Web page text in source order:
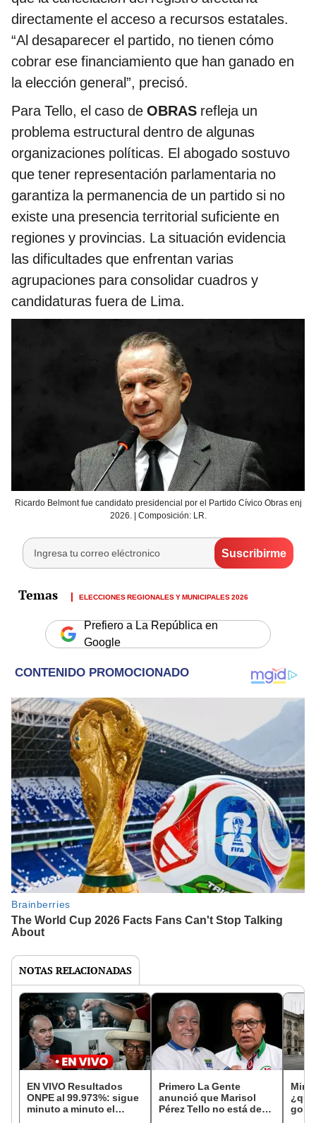
directamente el acceso a recursos estatales.
“Al desaparecer el partido, no tienen cómo
cobrar ese financiamiento que han ganado en
la elección general”, precisó.
Para Tello, el caso de OBRAS refleja un
problema estructural dentro de algunas
organizaciones políticas. El abogado sostuvo
que tener representación parlamentaria no
garantiza la permanencia de un partido si no
existe una presencia territorial suficiente en
regiones y provincias. La situación evidencia
las dificultades que enfrentan varias
agrupaciones para consolidar cuadros y
candidaturas fuera de Lima.
Ricardo Belmont fue candidato presidencial por el Partido Cívico Obras enj
2026. | Composición: LR.
ELECCIONES REGIONALES Y MUNICIPALES 2026
Prefiero a La República en
Google
NOTAS RELACIONADAS
EN VIVO Resultados
ONPE al 99.973%: sigue
minuto a minuto el
Primero La Gente
anunció que Marisol
Pérez Tello no está de